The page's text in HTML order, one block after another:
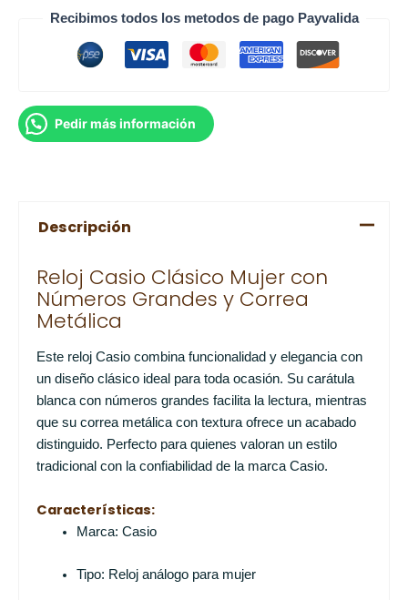
Recibimos todos los metodos de pago Payvalida
Pedir más información
Descripción
Reloj Casio Clásico Mujer con
Números Grandes y Correa
Metálica
Este reloj Casio combina funcionalidad y elegancia con
un diseño clásico ideal para toda ocasión. Su carátula
blanca con números grandes facilita la lectura, mientras
que su correa metálica con textura ofrece un acabado
distinguido. Perfecto para quienes valoran un estilo
tradicional con la confiabilidad de la marca Casio.
Características:
Marca: Casio
Tipo: Reloj análogo para mujer